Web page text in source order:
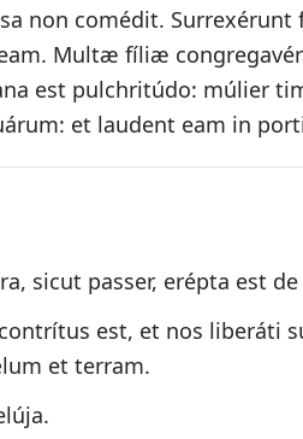
non comédit.
Multæ fíliæ
est pulchritúdo: múlier
et laudent eam in
sicut passer, erépta est
est, et nos liberáti
et terram.